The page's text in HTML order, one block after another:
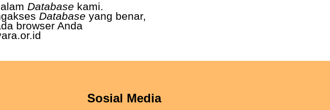
Database kami.
Database yang benar,
browser Anda
Sosial Media